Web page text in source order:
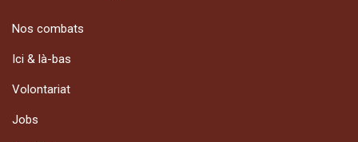
Nos combats
Ici & là-bas
Volontariat
Jobs